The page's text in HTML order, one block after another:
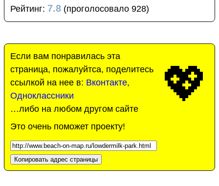
Рейтинг: 7.8 (проголосовало 928)
💖
Если вам понравилась эта
страница, пожалуйтса, поделитесь
ссылкой на нее в: Вконтакте,
Одноклассники
…либо на любом другом сайте
Это очень поможет проекту!
Копировать адрес страницы